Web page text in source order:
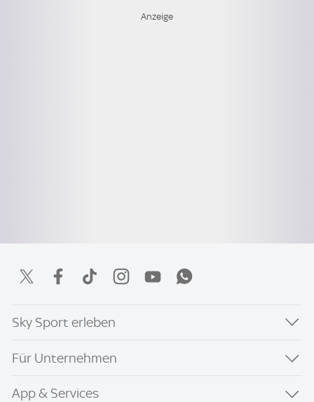
Sky Sport erleben
Für Unternehmen
App & Services